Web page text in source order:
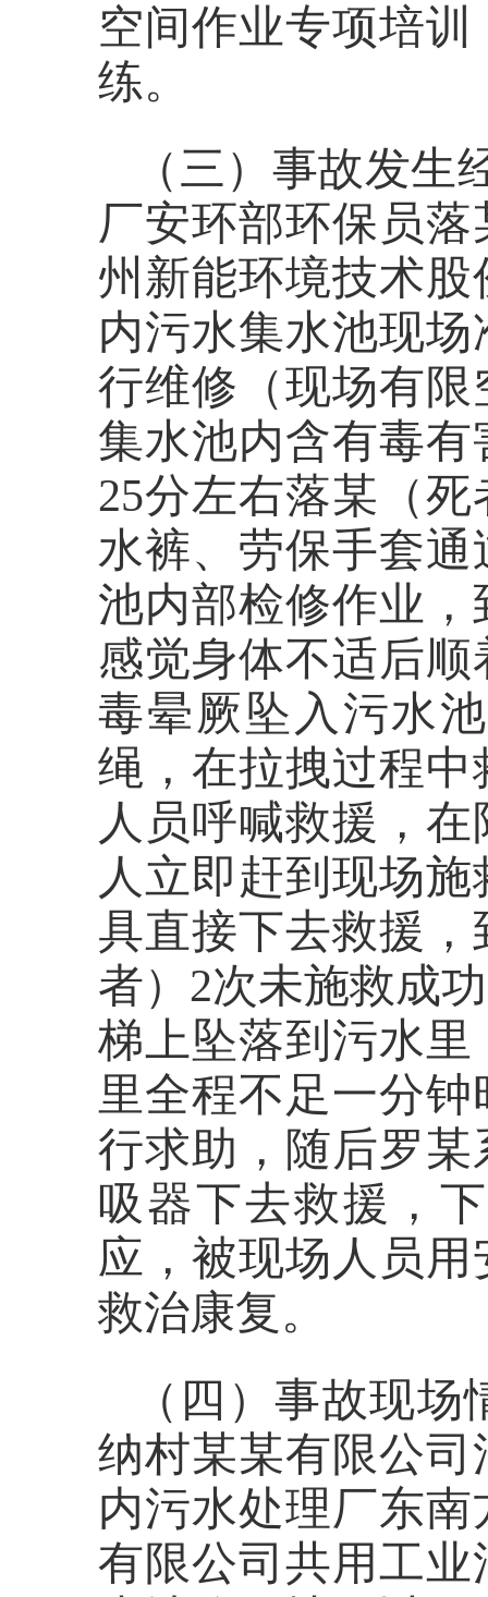
空间作业专项培
练。
（三）事故发生
厂安环部环保员落
州新能环境技术
内污水集水池现场
行维修（现场有
集水池内含有毒
25分左右落某（
水裤、劳保手套
池内部检修作业
感觉身体不适后
毒晕厥坠入污水
绳，在拉拽过程
人员呼喊救援，
人立即赶到现场
具直接下去救援
者） 2次未施救成
梯上坠落到污水里
里全程不足一分
行求助，随后罗
吸器下去救援，
应，被现场人员
救治康复。
（四）事故现场
纳村某某有限公
内污水处理厂东
有限公司共用工